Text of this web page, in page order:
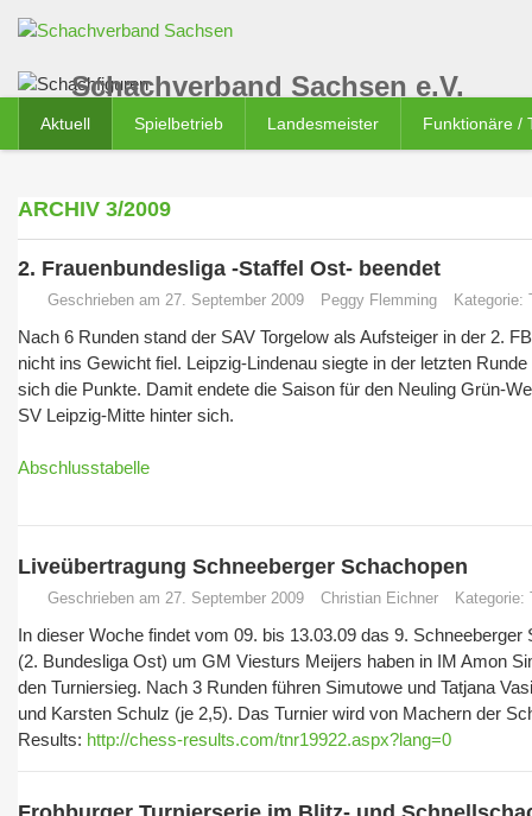
Schachverband Sachsen e.V.
Aktuell Spielbetrieb Landesmeister Funktionäre /
ARCHIV 3/2009
2. Frauenbundesliga -Staffel Ost- beendet
Geschrieben am 27. September 2009 Peggy Flemming Kategorie:
Nach 6 Runden stand der SAV Torgelow als Aufsteiger in der 2.
nicht ins Gewicht fiel. Leipzig-Lindenau siegte in der letzten
sich die Punkte. Damit endete die Saison für den Neuling Grün-
SV Leipzig-Mitte hinter sich.
Abschlusstabelle
Liveübertragung Schneeberger Schachopen
Geschrieben am 27. September 2009 Christian Eichner Kategorie:
In dieser Woche findet vom 09. bis 13.03.09 das 9.
(2. Bundesliga Ost) um GM Viesturs Meijers haben in IM Amon
den Turniersieg. Nach 3 Runden führen Simutowe und Tatjana
und Karsten Schulz (je 2,5). Das Turnier wird von Machern der
Results: http://chess-results.com/tnr19922.aspx?lang=0